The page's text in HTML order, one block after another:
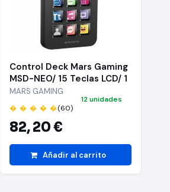
Control Deck Mars Gaming
MSD-NEO/ 15 Teclas LCD/ 1
Rueda/ 2 Botones/ Negro
MARS GAMING
� � � � �(60)
82,20 €
12 unidades
Añadir al carrito